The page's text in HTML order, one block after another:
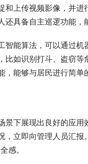
和上传视频影像，并
还具备自主巡逻功能，
智能算法，可以通过
比如识别打斗、盗窃
能够与居民进行简单
景下展现出良好的应
，立即向管理人员汇
感。